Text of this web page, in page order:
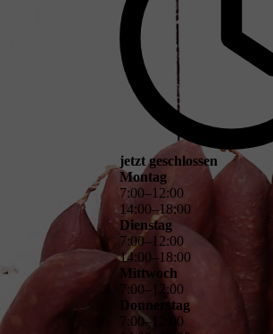
jetzt geschlossen
Montag
7:00–12:00
14:00–18:00
Dienstag
7:00–12:00
14:00–18:00
Mittwoch
7:00– 12:00
Donnerstag
7:00–
00